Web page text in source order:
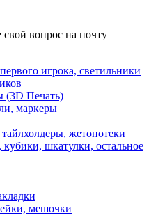
свой вопрос на почту
игрока, светильники
(3D Печать)
маркеры
жетонотеки
шкатулки, остальное
мешочки